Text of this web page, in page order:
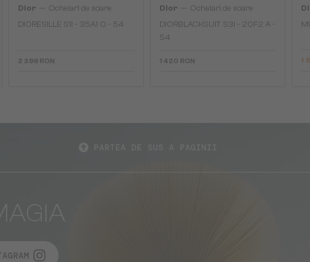
Dior
Ochelari de soare
DIORESILLE S1I - 35A1 O - 54
2 396 RON
Dior
Ochelari de soare
DIORBLACKSUIT S3I - 20F2 A -
54
1 420 RON 1